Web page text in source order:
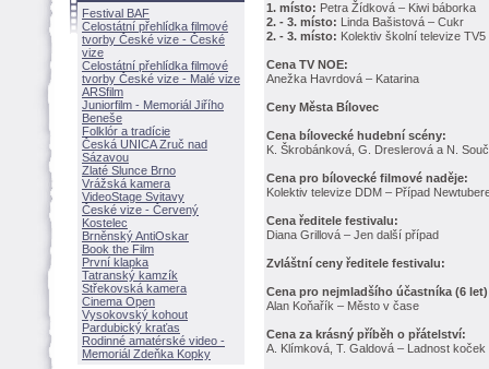
Festival BAF
Celostátní přehlídka filmové
tvorby České vize - České
vize
Celostátní přehlídka filmové
tvorby České vize - Malé vize
ARSfilm
Juniorfilm - Memoriál Jiřího
Beneše
Folklór a tradície
Česká UNICA Zruč nad
Sázavou
Zlaté Slunce Brno
Vrážská kamera
VideoStage Svitavy
České vize - Červený
Kostelec
Brněnský AntiOskar
Book the Film
První klapka
Tatranský kamzík
Střekovská kamera
Cinema Open
Vysokovský kohout
Pardubický kraťas
Rodinné amatérské video -
Memoriál Zdeňka Kopky
1. místo: Petra Žídková – Kiwi báborka
2. - 3. místo: Linda Bašistová – Cukr
2. - 3. místo: Kolektiv školní televize TV5
Cena TV NOE:
Anežka Havrdová – Katarina
Ceny Města Bílovec
Cena bílovecké hudební scény:
K. Škrobánková, G. Dreslerová a N.
Cena pro bílovecké filmové naděje:
Kolektiv televize DDM – Případ
Cena ředitele festivalu:
Diana Grillová – Jen další případ
Zvláštní ceny ředitele festivalu:
Cena pro nejmladšího účastníka (6
Alan Koňařík – Město v čase
Cena za krásný příběh o přátelství:
A. Klímková, T. Galdová – Ladnost koček